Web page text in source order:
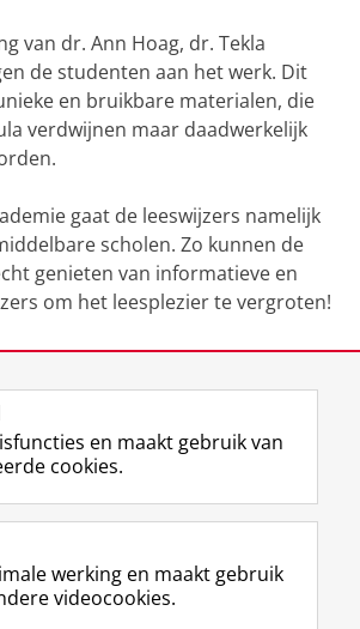
van dr. Ann Hoag, dr. Tekla
de studenten aan het werk. Dit
en bruikbare materialen, die
verdwijnen maar daadwerkelijk
gaat de leeswijzers namelijk
scholen. Zo kunnen de
genieten van informatieve en
om het leesplezier te vergroten!
RUG
F
a
e
b
L
i
k
e
R
S
-
f
I
n
t
Y
o
T
en maakt gebruik van
cookies.
werking en maakt gebruik
videocookies.